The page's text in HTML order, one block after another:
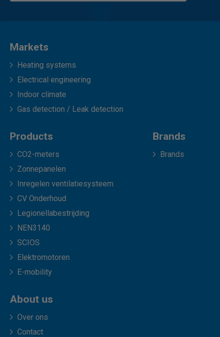
Markets
Heating systems
Electrical engineering
Indoor climate
Gas detection / Leak detection
Products
CO2-meters
Zonnepanelen
Inregelen ventilatiesysteem
CV Onderhoud
Legionellabestrijding
NEN3140
SCIOS
Elektromotoren
E-mobility
Brands
Brands
About us
Over ons
Contact